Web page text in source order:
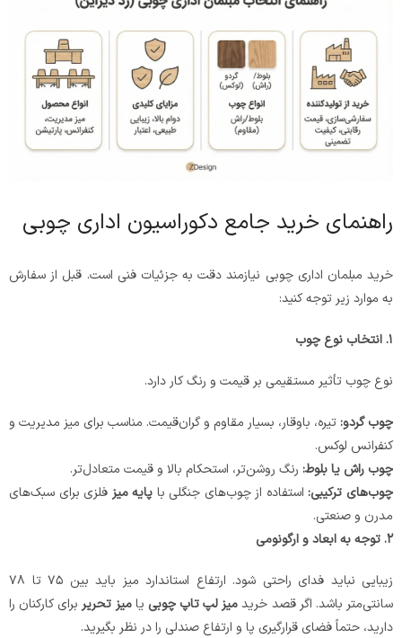
راهنمای خرید جامع دکوراسیون اداری چوبی
خرید مبلمان اداری چوبی نیازمند دقت به جزئیات فنی است. قبل از سفارش
به موارد زیر توجه کنید:
۱. انتخاب نوع چوب
نوع چوب تأثیر مستقیمی بر قیمت و رنگ کار دارد.
چوب گردو:تیره، باوقار، بسیار مقاوم و گران‌قیمت. مناسب برای میز مدیریت و
کنفرانس لوکس.
چوب راش یا بلوط: رنگ روشن‌تر، استحکام بالا و قیمت متعادل‌تر.
چوب‌های ترکیبی:استفاده از چوب‌های جنگلی با پایه میز فلزی برای سبک‌های
مدرن و صنعتی.
۲. توجه به ابعاد و ارگونومی
زیبایی نباید فدای راحتی شود. ارتفاع استاندارد میز باید بین ۷۵ تا ۷۸
سانتی‌متر باشد. اگر قصد خریدمیز لپ تاپ چوبی یامیز تحریر برای کارکنان را
دارید، حتماً فضای قرارگیری پا و ارتفاع صندلی را در نظر بگیرید.